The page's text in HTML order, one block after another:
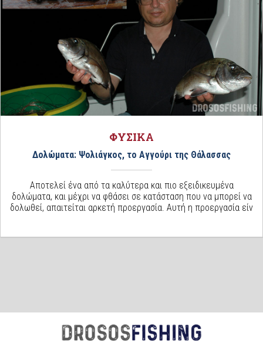
ΦΥΣΙΚΑ
Δολώματα: Ψολιάγκος, το Αγγούρι της Θάλασσας
Αποτελεί ένα από τα καλύτερα και πιο εξειδικευμένα
δολώματα, και μέχρι να φθάσει σε κατάσταση που να μπορεί να
δολωθεί, απαιτείται αρκετή προεργασία. Αυτή η προεργασία είν